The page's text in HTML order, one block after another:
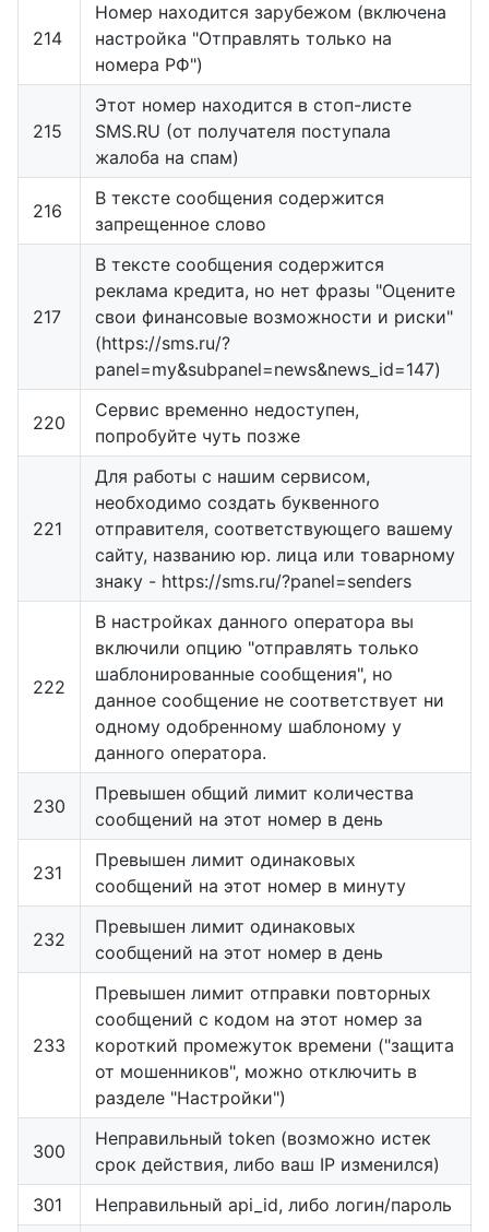
214
Номер находится зарубежом (включена
настройка "Отправлять только на
номера РФ")
215
Этот номер находится в стоп-листе
SMS.RU (от получателя поступала
жалоба на спам)
216
В тексте сообщения содержится
запрещенное слово
217
В тексте сообщения содержится
реклама кредита, но нет фразы "Оцените
свои финансовые возможности и риски"
(https://sms.ru/?
panel=my&subpanel=news&news_id=147)
220
Сервис временно недоступен,
попробуйте чуть позже
221
Для работы с нашим сервисом,
необходимо создать буквенного
отправителя, соответствующего вашему
сайту, названию юр. лица или товарному
знаку - https://sms.ru/?panel=senders
222
В настройках данного оператора вы
включили опцию "отправлять только
шаблонированные сообщения", но
данное сообщение не соответствует ни
одному одобренному шаблоному у
данного оператора.
230
Превышен общий лимит количества
сообщений на этот номер в день
231
Превышен лимит одинаковых
сообщений на этот номер в минуту
232
Превышен лимит одинаковых
сообщений на этот номер в день
233
Превышен лимит отправки повторных
сообщений с кодом на этот номер за
короткий промежуток времени ("защита
от мошенников", можно отключить в
разделе "Настройки")
300
Неправильный token (возможно истек
срок действия, либо ваш IP изменился)
301
Неправильный api_id, либо логин/пароль